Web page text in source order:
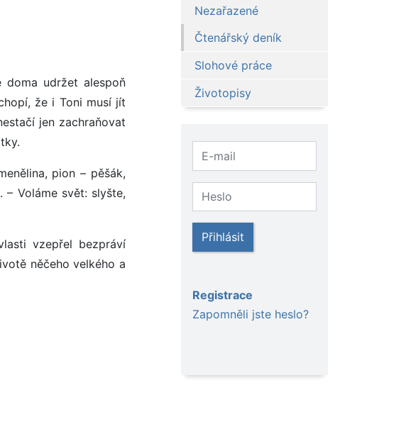
doma udržet alespoň
že i Toni musí jít
jen zachraňovat
pion – pěšák,
Voláme svět: slyšte,
vzepřel bezpráví
něčeho velkého a
Nezařazené
Čtenářský deník
Slohové práce
Životopisy
Přihlásit
Registrace
Zapomněli jste heslo?